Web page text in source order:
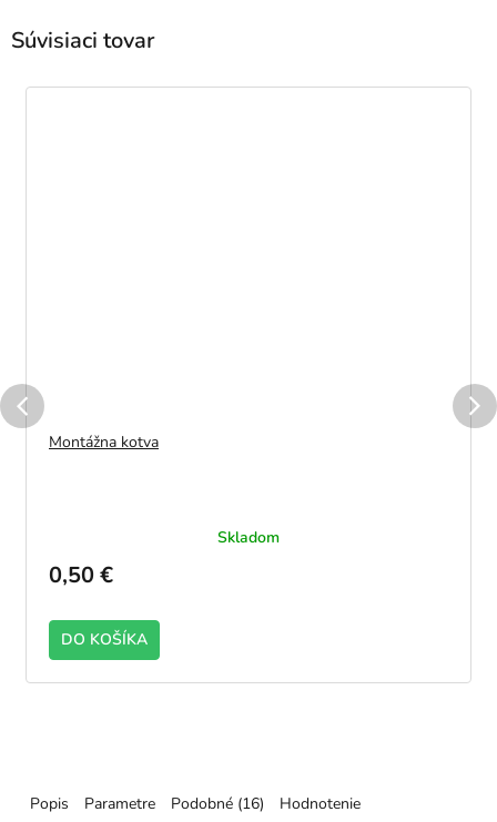
Súvisiaci tovar
Montážna kotva
Skladom
0,50 €
DO KOŠÍKA
Popis Parametre Podobné (16) Hodnotenie